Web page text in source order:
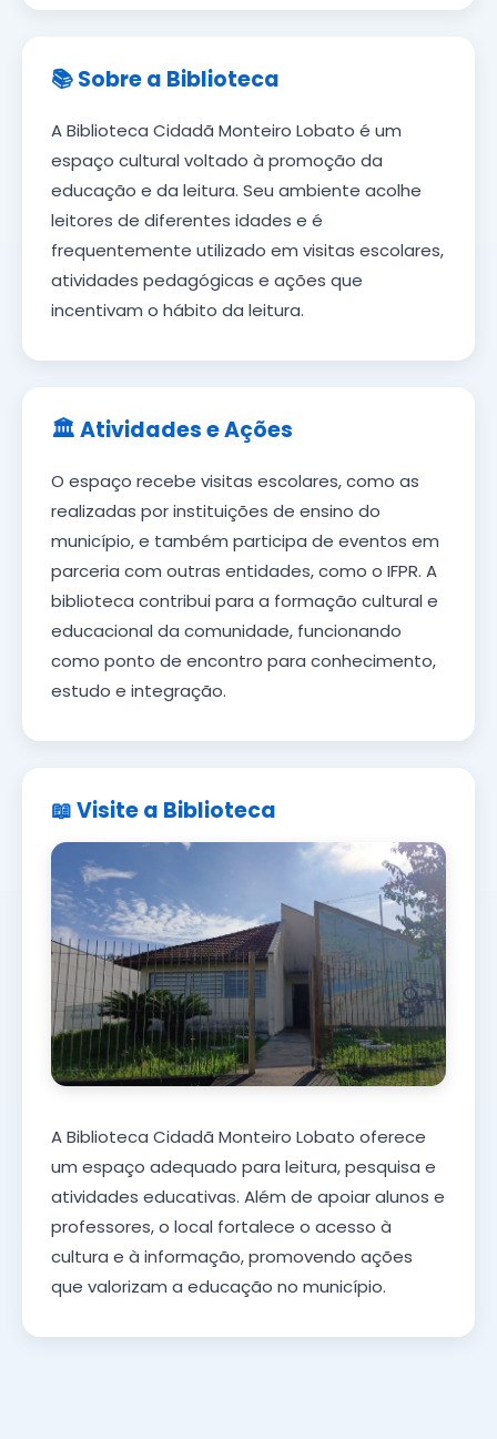
📚 Sobre a Biblioteca
A Biblioteca Cidadã Monteiro Lobato é um
espaço cultural voltado à promoção da
educação e da leitura. Seu ambiente acolhe
leitores de diferentes idades e é
frequentemente utilizado em visitas escolares,
atividades pedagógicas e ações que
incentivam o hábito da leitura.
🏛️ Atividades e Ações
O espaço recebe visitas escolares, como as
realizadas por instituições de ensino do
município, e também participa de eventos em
parceria com outras entidades, como o IFPR. A
biblioteca contribui para a formação cultural e
educacional da comunidade, funcionando
como ponto de encontro para conhecimento,
estudo e integração.
📖 Visite a Biblioteca
A Biblioteca Cidadã Monteiro Lobato oferece
um espaço adequado para leitura, pesquisa e
atividades educativas. Além de apoiar alunos e
professores, o local fortalece o acesso à
cultura e à informação, promovendo ações
que valorizam a educação no município.